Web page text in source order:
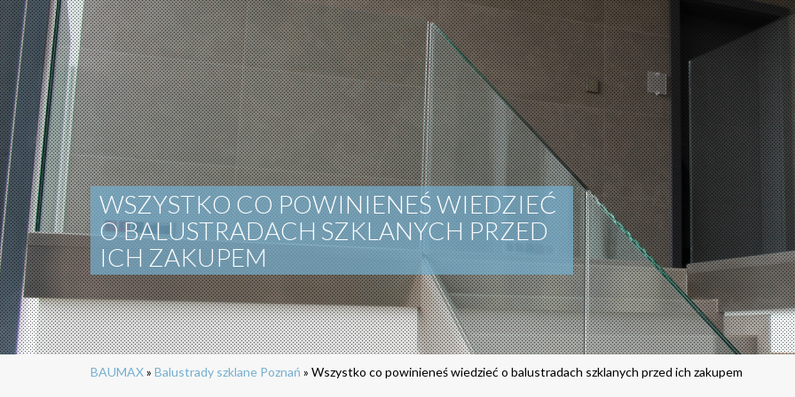
WSZYSTKO CO POWINIENEŚ WIEDZIEĆ
O BALUSTRADACH SZKLANYCH PRZED
ICH ZAKUPEM
BAUMAX» Balustrady szklane Poznań » Wszystko co powinieneś wiedzieć o balustradach szklanych przed ich zakupem